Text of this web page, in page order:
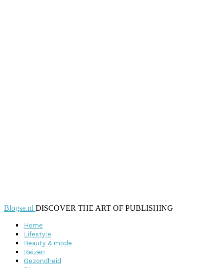
Blogse.nl DISCOVER THE ART OF PUBLISHING
Home
Lifestyle
Beauty & mode
Reizen
Gezondheid